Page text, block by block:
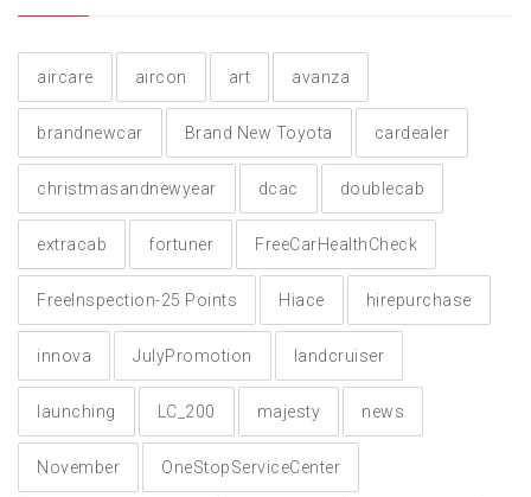
aircare aircon art avanza
brandnewcar Brand New Toyota cardealer
christmasandnewyear dcac doublecab
extracab fortuner FreeCarHealthCheck
FreeInspection-25 Points Hiace hirepurchase
innova JulyPromotion landcruiser
launching LC_200 majesty news
November OneStopServiceCenter